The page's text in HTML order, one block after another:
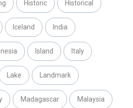
Historic Historical
Iceland India
Island Italy
Lake Landmark
Madagascar Malaysia